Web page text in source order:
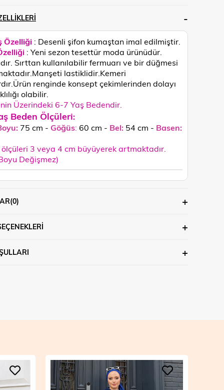
Özelliği : Desenli şifon kumaştan imal edilmiştir.
: Yeni sezon tesettür moda ürünüdür.
Sırttan kullanılabilir fermuarı ve bir düğmesi
lastiklidir.Kemeri
Ürün renginde konsept çekimlerinden dolayı
olabilir.
Üzerindeki 6-7 Yaş Bedendir.
Beden Ölçüleri:
75 cm - Göğüs: 60 cm - Bel: 54 cm - Basen:
3 veya 4 cm büyüyerek artmaktadır.
Değişmez)
(0)